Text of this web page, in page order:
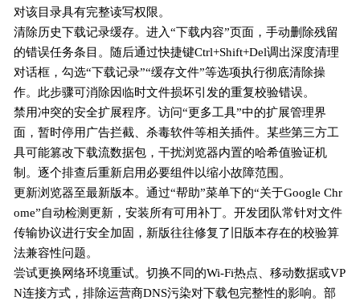
对该目录具有完整读写权限。
清除历史下载记录缓存。进入“下载内容”页面，手动删除残留
的错误任务条目。随后通过快捷键Ctrl+Shift+Del调出深度清理
对话框，勾选“下载记录”“缓存文件”等选项执行彻底清除操
作。此步骤可消除因临时文件损坏引发的重复校验错误。
禁用冲突的安全扩展程序。访问“更多工具”中的扩展管理界
面，暂时停用广告拦截、杀毒软件等相关插件。某些第三方工
具可能篡改下载流数据包，干扰浏览器内置的哈希值验证机
制。逐个排查后重新启用必要组件以缩小故障范围。
更新浏览器至最新版本。通过“帮助”菜单下的“关于Google Chr
ome”自动检测更新，安装所有可用补丁。开发团队常针对文件
传输协议进行安全加固，新版往往修复了旧版本存在的校验算
法兼容性问题。
尝试更换网络环境重试。切换不同的Wi-Fi热点、移动数据或VP
N连接方式，排除运营商DNS污染对下载包完整性的影响。部